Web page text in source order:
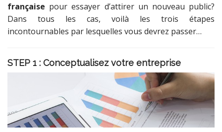
française pour essayer d’attirer un nouveau public?
Dans tous les cas, voilà les trois étapes
incontournables par lesquelles vous devrez passer…
STEP 1 : Conceptualisez votre entreprise